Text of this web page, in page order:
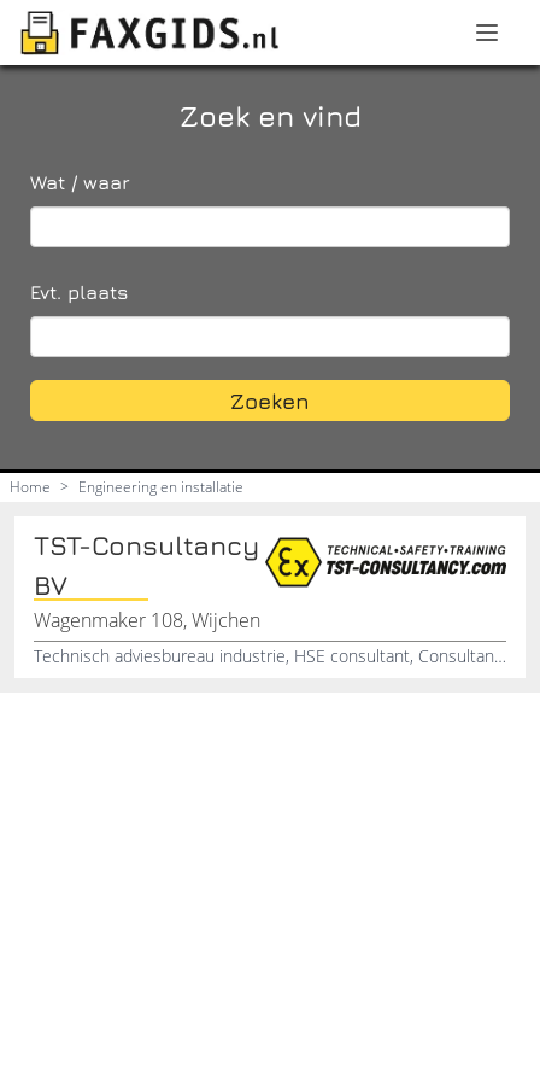
Zoek en vind
Wat / waar
Evt. plaats
Zoeken
Home > Engineering en installatie
TST-Consultancy
BV
Wagenmaker 108, Wijchen
Technisch adviesbureau industrie, HSE consultant, Consultancy voedselindustrie, Technical consultant oil and gas, Atex inspecteur, SiFa/FaSi, Constructie supervisor, Middelbare Veiligheidskunde, Hogere Veiligheidskunde, SiGeKo